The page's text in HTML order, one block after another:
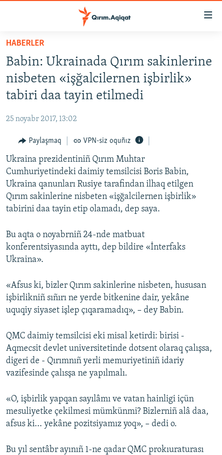
Esas
qaytmaq
Baş
navigatsiyağa
qaytmaq
Qıdıruvğa
qaytmaq
HABERLER
SİYASET
İQTİSADİYAT
MEDENİYET
İNSAN AQLARI
VİDEO
SÜRET
BLOGLAR
FİKİR
Русский
Українською
QOŞULIÑIZ!
RFE/RS bütün saytları
HABERLER
Babin: Ukrainada Qırım sakinlerine
nisbeten «işğalcilernen işbirlik»
tabiri daa tayin etilmedi
25 noyabr 2017, 13:02
Paylaşmaq VPN-siz oquñız
Ukraina prezidentiniñ Qırım Muhtar
Cumhuriyetindeki daimiy temsilcisi Boris Babin,
Ukraina qanunları Rusiye tarafindan ilhaq etilgen
Qırım sakinlerine nisbeten «işğalcilernen işbirlik»
tabirini daa tayin etip olamadı, dep saya.
Bu aqta o noyabrniñ 24-nde matbuat
konferentsiyasında ayttı, dep bildire «İnterfaks
Ukraina».
«Afsus ki, bizler Qırım sakinlerine nisbeten, hususan
işbirlikniñ sıñırı ne yerde bitkenine dair, yekâne
uquqiy siyaset işlep çıqaramadıq», – dey Babin.
QMC daimiy temsilcisi eki misal ketirdi: birisi -
Aqmecsit devlet universitetinde dotsent olaraq çalışsa,
digeri de - Qırımnıñ yerli memuriyetiniñ idariy
vazifesinde çalısşa ne yapılmalı.
«O, işbirlik yapqan sayılâmı ve vatan hainligi içün
mesuliyetke çekilmesi mümkünmi? Bizlerniñ alâ daa,
afsus ki... yekâne pozitsiyamız yoq», – dedi o.
Bu yıl sentâbr ayınıñ 1-ne qadar QMC prokıuraturası